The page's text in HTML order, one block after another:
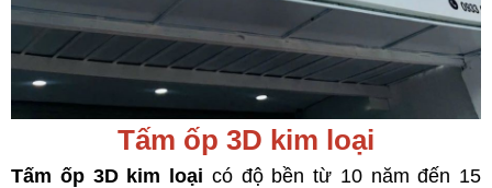
Tấm ốp 3D kim loại
Tấm ốp 3D kim loại có độ bền từ 10 năm đến 15